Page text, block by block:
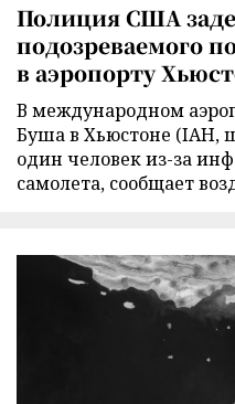
Полиция США
подозреваемого
в аэропорту
В международном
Буша в Хьюстоне (IAH,
один человек из-за
самолета, сообщает